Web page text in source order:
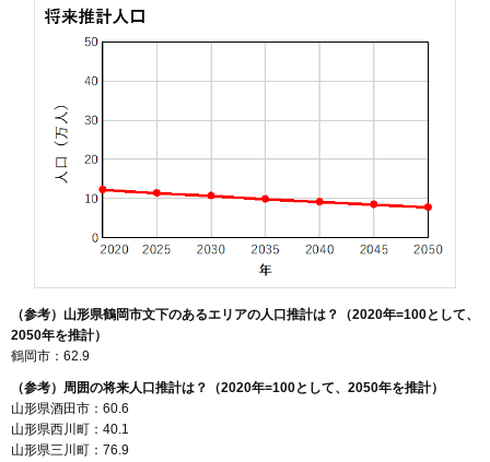
（参考）山形県鶴岡市文下のあるエリアの人口推計は？（2020年=100として、
2050年を推計）
鶴岡市：62.9
（参考）周囲の将来人口推計は？（2020年=100として、2050年を推計）
山形県酒田市：60.6
山形県西川町：40.1
山形県三川町：76.9